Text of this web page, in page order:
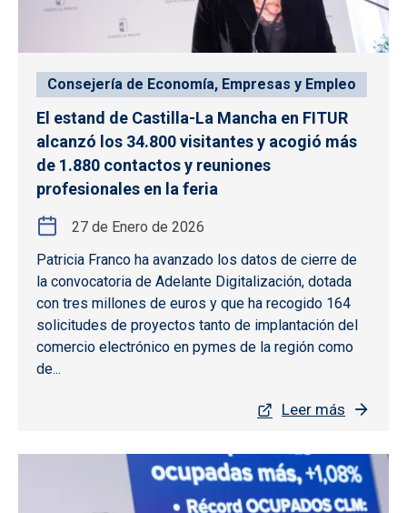
Consejería de Economía, Empresas y Empleo
El estand de Castilla-La Mancha en FITUR
alcanzó los 34.800 visitantes y acogió más
de 1.880 contactos y reuniones
profesionales en la feria
27 de Enero de 2026
Patricia Franco ha avanzado los datos de cierre de
la convocatoria de Adelante Digitalización, dotada
con tres millones de euros y que ha recogido 164
solicitudes de proyectos tanto de implantación del
comercio electrónico en pymes de la región como
de...
Leer más